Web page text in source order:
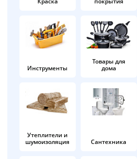
Инструменты
Товары для
дома
Утеплители и
шумоизоляция
Сантехника
в корзину
Оплачивайте сегодня только
25% картой любого банка
Получайте товар
выбранный способом
Оставшиеся
% будут